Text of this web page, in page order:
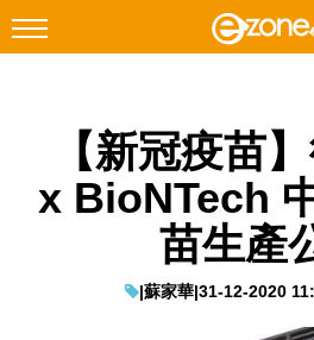
Facebook Instagram
科技焦點
【新冠疫苗
x BioNTech
苗生產
|蘇家華|31-12-2020